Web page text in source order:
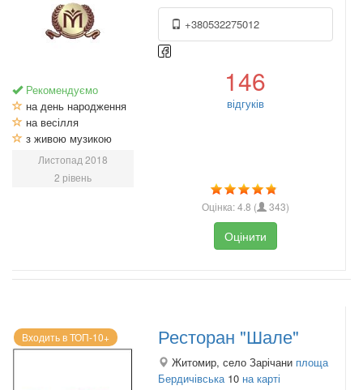
Рекомендуємо
на день народження
на весілля
з живою музикою
Листопад 2018
2 рівень
+380532275012
146
відгуків
Оцінка:4.8 ( 343)
Оцінити
Входить в ТОП-10+ Ресторан "Шале"
Житомир, село Зарічани площа
Бердичівська 10 на карті